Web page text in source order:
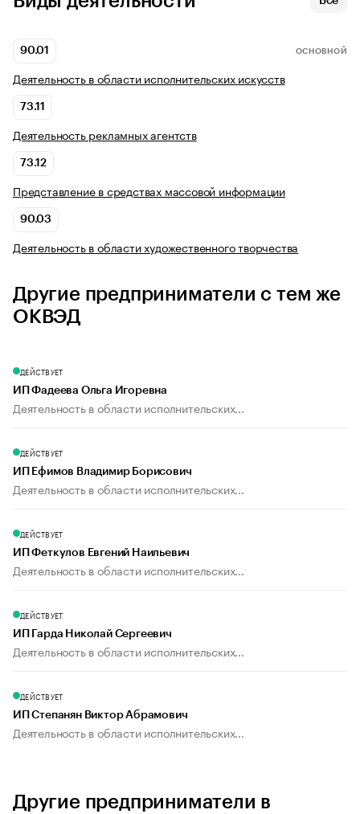
90.01 ОСНОВНОЙ
Деятельность в области исполнительских искусств
73.11
Деятельность рекламных агентств
73.12
Представление в средствах массовой информации
90.03
Деятельность в области художественного творчества
Другие предприниматели с тем же
ОКВЭД
ДЕЙСТВУЕТ
ИП Фадеева Ольга Игоревна
Деятельность в области исполнительских...
ДЕЙСТВУЕТ
ИП Ефимов Владимир Борисович
Деятельность в области исполнительских...
ДЕЙСТВУЕТ
ИП Феткулов Евгений Наильевич
Деятельность в области исполнительских...
ДЕЙСТВУЕТ
ИП Гарда Николай Сергеевич
Деятельность в области исполнительских...
ДЕЙСТВУЕТ
ИП Степанян Виктор Абрамович
Деятельность в области исполнительских...
Другие предприниматели в